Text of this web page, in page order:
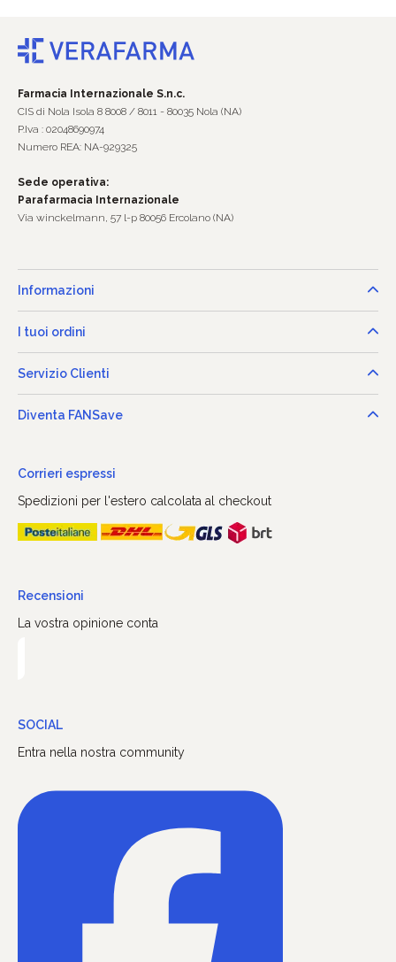
Farmacia Internazionale S.n.c.
CIS di Nola Isola 8 8008 / 8011 - 80035 Nola (NA)
P.Iva : 02048690974
Numero REA: NA-929325
Sede operativa:
Parafarmacia Internazionale
Via winckelmann, 57 l-p 80056 Ercolano (NA)
Informazioni
I tuoi ordini
Servizio Clienti
Diventa FANSave
Corrieri espressi
Spedizioni per l'estero calcolata al checkout
Recensioni
La vostra opinione conta
SOCIAL
Entra nella nostra community